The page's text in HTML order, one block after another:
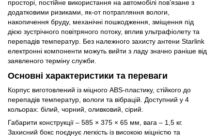
просторі, постійне використання на автомобілі пов’язане з
додатковими ризиками, як-от потрапляння вологи,
накопичення бруду, механічні пошкодження, зміщення під
дією зустрічного повітряного потоку, вплив ультрафіолету та
перепадів температур. Без належного захисту антени Starlink
електронні компоненти можуть вийти з ладу значно раніше від
заявленого терміну служби.
Основні характеристики та переваги
Корпус виготовлений із міцного ABS-пластику, стійкого до
перепадів температур, вологи та вібрацій. Доступний у 4
кольорах: білий, чорний, оливковий, сірий.
Габарити конструкції – 585 × 375 × 65 мм, вага – 1,5 кг.
Захисний бокс поєднує легкість із високою міцністю та